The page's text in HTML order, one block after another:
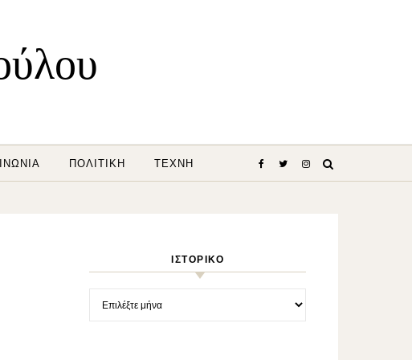
ΠΟΛΙΤΙΚΉ ΤΈΧΝΗ
ΙΣΤΟΡΙΚΌ
Ιστορικό